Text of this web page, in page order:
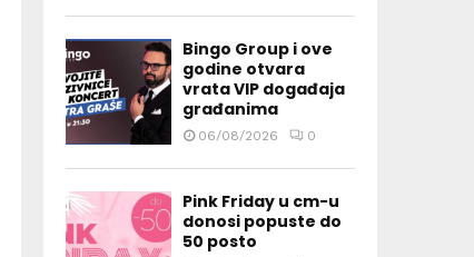
Bingo Group i ove
godine otvara
vrata VIP događaja
građanima
06/08/2026 0
Pink Friday u cm-u
donosi popuste do
50 posto